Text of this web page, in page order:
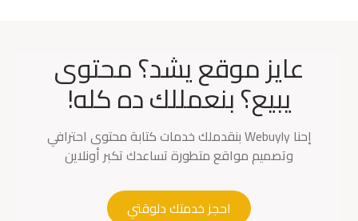
عايز موقع يشد؟ محتوى
يبيع؟ بنعمللك ده كله!
إحنا Webuyly بنقدملك خدمات كتابة محتوى احترافي
وتصميم مواقع متطورة تساعدك تكبر أونلاين
احجز خدمتك دلوقتي